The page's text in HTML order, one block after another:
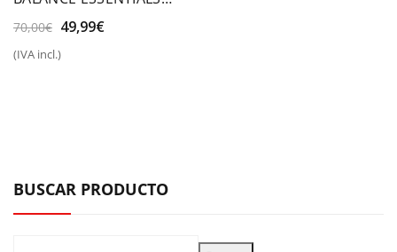
STACKED LOGO FRENCH
TERRY
70,00€ El
original
49,99€El
(IVA incl.)
BUSCAR PRODUCTO